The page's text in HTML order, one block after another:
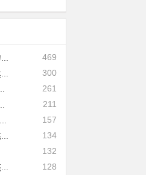
469
300
261
211
157
134
132
128